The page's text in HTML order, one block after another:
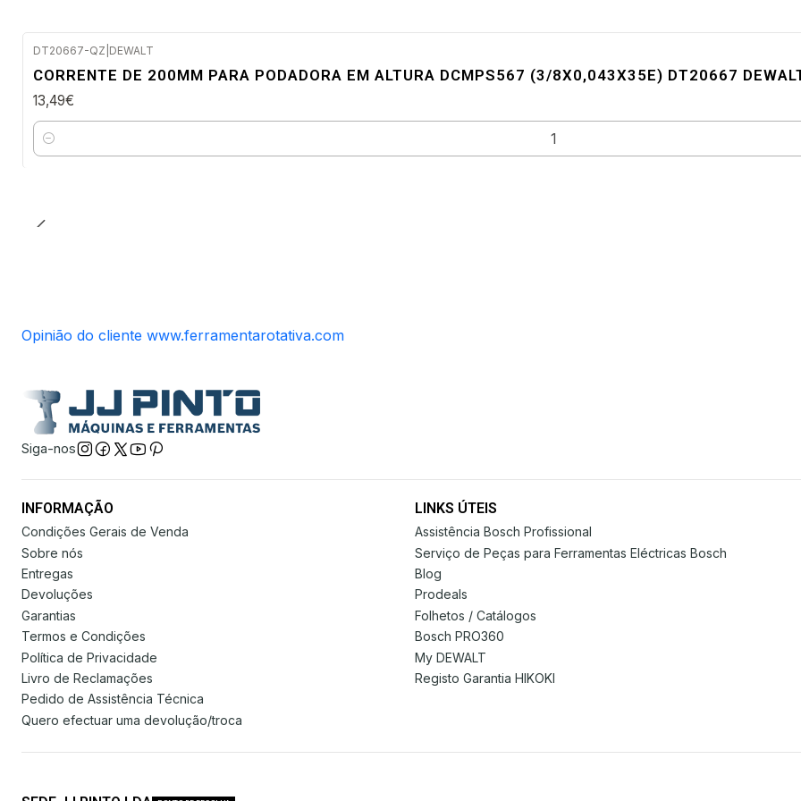
NOVO
DT20667-QZ DEWALT
CORRENTE DE 200MM PARA PODADORA EM ALTURA DCMPS567 (3/8X0,043X35E) DT20667
13,49€
Quantidade
Opinião do cliente www.ferramentarotativa.com
Siga-nos
INFORMAÇÃO
Condições Gerais de Venda
Sobre nós
Entregas
Devoluções
Garantias
Termos e Condições
Política de Privacidade
Livro de Reclamações
Pedido de Assistência Técnica
Quero efectuar uma devolução/troca
LINKS ÚTEIS
Assistência Bosch Profissional
Serviço de Peças para Ferramentas Eléctricas Bosch
Blog
Prodeals
Folhetos / Catálogos
Bosch PRO360
My DEWALT
Registo Garantia HIKOKI